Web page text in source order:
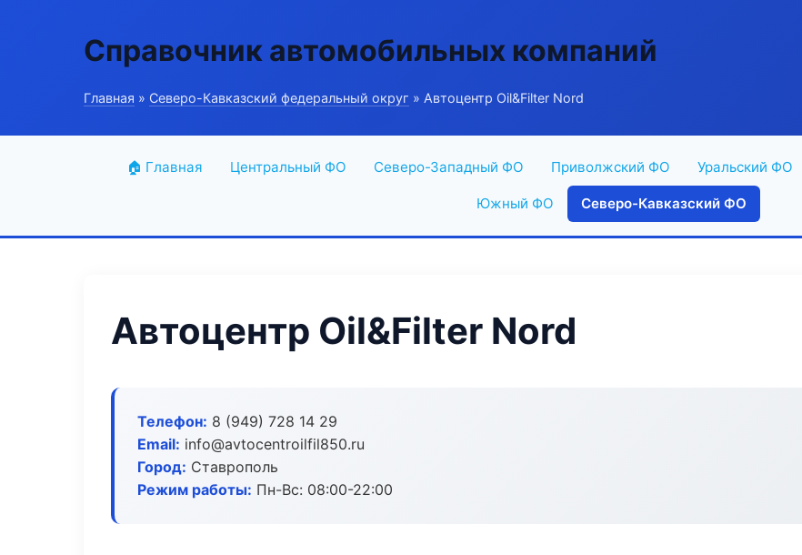
Справочник автомобильных компаний
Главная » Северо-Кавказский федеральный округ » Автоцентр Oil&Filter Nord
🏠 Главная Центральный ФО Северо-Западный ФО Приволжский ФО Уральский ФО
Южный ФО Северо-Кавказский ФО
Автоцентр Oil&Filter Nord
Телефон: 8 (949) 728 14 29
Email: info@avtocentroilfil850.ru
Город: Ставрополь
Режим работы: Пн-Вс: 08:00-22:00